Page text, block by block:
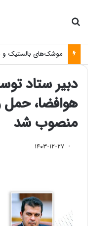
دبیر ستاد
هوافضا،
منصوب شد
۱۴۰۳-۱۲-۲۷